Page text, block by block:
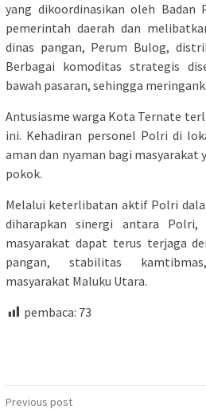
yang dikoordinasikan oleh Badan
pemerintah daerah dan
dinas pangan, Perum Bulog,
Berbagai komoditas strategis
bawah pasaran, sehingga
Antusiasme warga Kota Ternate
ini. Kehadiran personel Polri di
aman dan nyaman bagi masyarakat
pokok.
Melalui keterlibatan aktif Polri
diharapkan sinergi antara Polri,
masyarakat dapat terus terjaga
pangan, stabilitas
masyarakat Maluku Utara.
pembaca: 73
Previous post